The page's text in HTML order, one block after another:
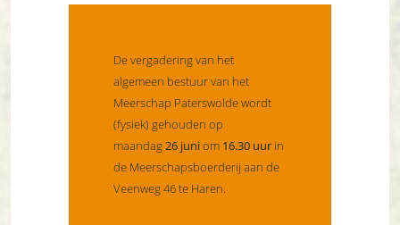
De vergadering van het
algemeen bestuur van het
Meerschap Paterswolde wordt
(fysiek) gehouden op
maandag26 juniom 16.30 uur in
de Meerschapsboerderij aan de
Veenweg 46 te Haren.